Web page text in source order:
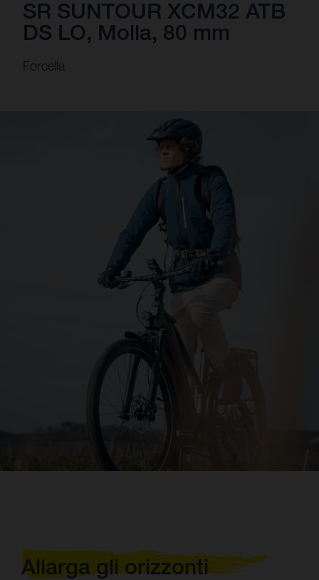
SR SUNTOUR XCM32 ATB
DS LO, Molla, 80 mm
Forcella
Allarga gli orizzonti